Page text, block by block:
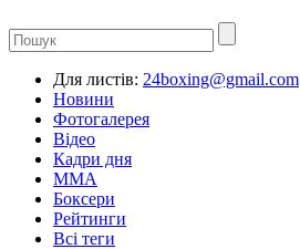
Для листів: 24boxing@gmail.com
Новини
Фотогалерея
Відео
Кадри дня
ММА
Боксери
Рейтинги
Всі теги